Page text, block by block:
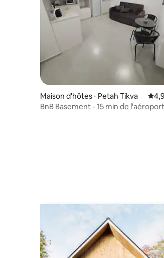
Maison d'hôtes ⋅ Petah Tikva
BnB Basement - 15 min de l'aéroport